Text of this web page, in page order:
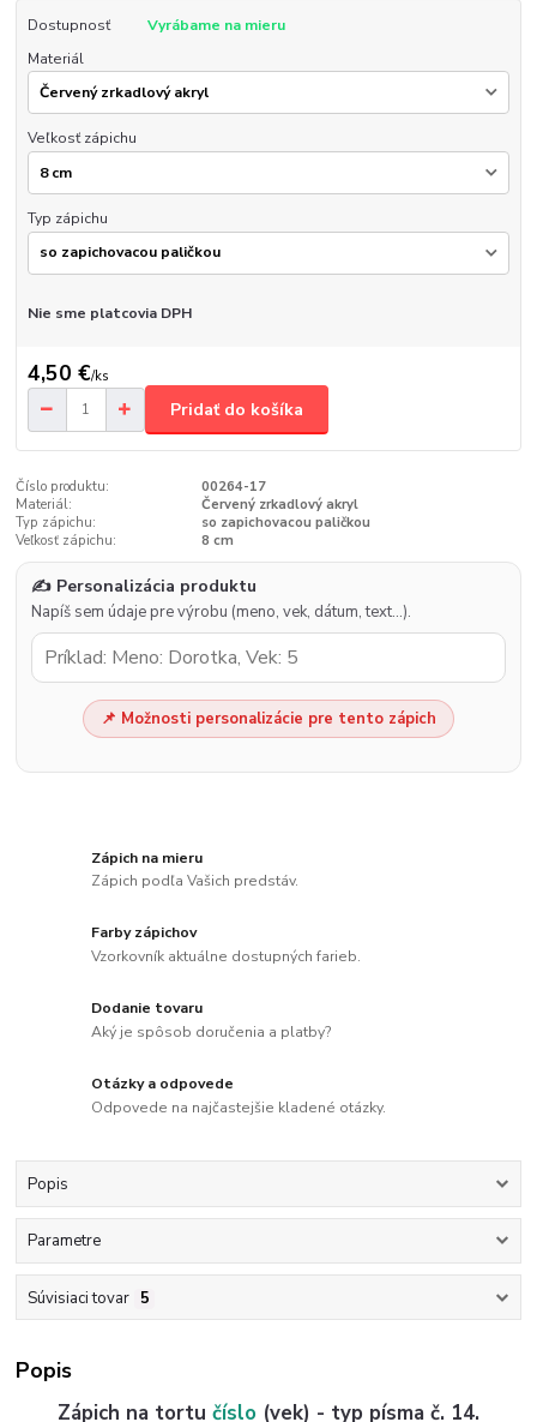
Dostupnosť
Vyrábame na mieru
Materiál
Veľkosť zápichu
Typ zápichu
Nie sme platcovia DPH
4,50 €/ks
Pridať do košíka
Číslo produktu:
00264-17
Materiál:
Červený zrkadlový akryl
Typ zápichu:
so zapichovacou paličkou
Veľkosť zápichu:
8 cm
✍️ Personalizácia produktu
Napíš sem údaje pre výrobu (meno, vek, dátum, text…).
📌 Možnosti personalizácie pre tento zápich
Zápich na mieru
Zápich podľa Vašich predstáv.
Farby zápichov
Vzorkovník aktuálne dostupných farieb.
Dodanie tovaru
Aký je spôsob doručenia a platby?
Otázky a odpovede
Odpovede na najčastejšie kladené otázky.
Popis
Parametre
Súvisiaci tovar 5
Popis
Zápich na tortu číslo (vek) - typ písma č. 14.